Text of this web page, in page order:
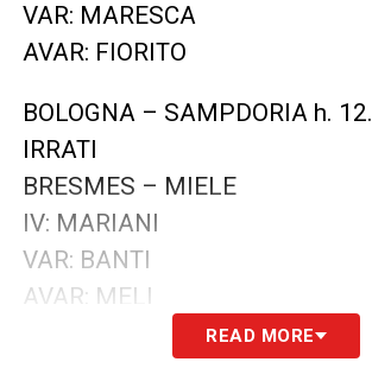
VAR: MARESCA
AVAR: FIORITO
BOLOGNA – SAMPDORIA h.
IRRATI
BRESMES – MIELE
IV: MARIANI
VAR: BANTI
AVAR: MELI
CAGLIARI – JUVENTUS h. 18.00
READ MORE